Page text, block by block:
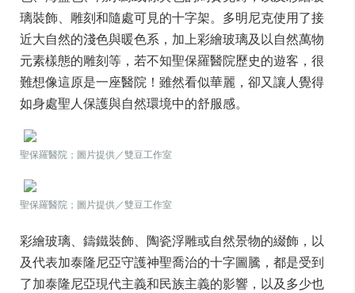
璃裝飾、雕刻和隨處可見的十字架。多明尼克使用了接
近大自然的淺色與暖色系，加上彩繪玻璃及以自然萬物
元素樣態的雕刻等，若不知聖保羅醫院歷史的遊客，很
難想像這原是一座醫院！雖然看似華麗，卻又讓人覺得
如身處聖人保護與自然環境中的舒服感。
聖保羅醫院；圖片提供／雙豆工作室
聖保羅醫院；圖片提供／雙豆工作室
彩繪玻璃、鑄鐵裝飾、陶瓷浮雕或自然景物的綴飾，以
及代表加泰隆尼亞守護神聖喬治的十字圖騰，都是受到
了加泰隆尼亞現代主義和民族主義的影響，以及多少也